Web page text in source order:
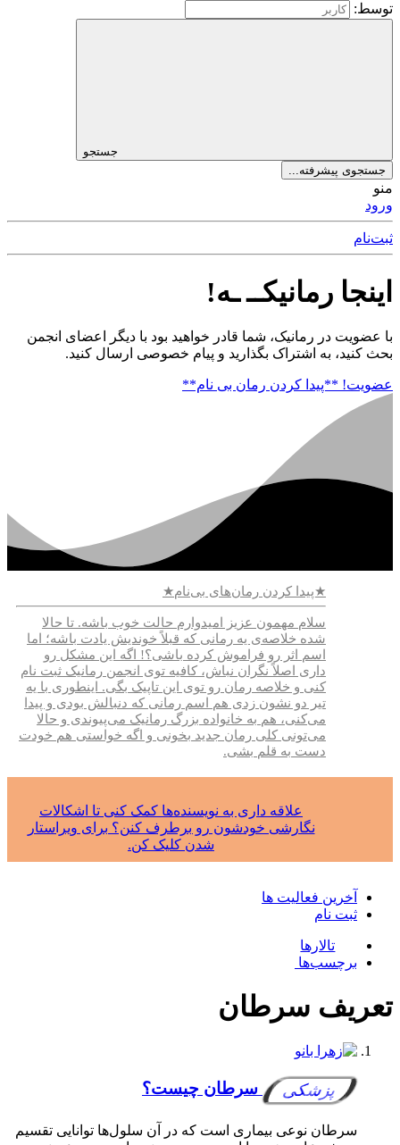
توسط:
جستجو
جستجوی پیشرفته...
منو
ورود
ثبت‌نام
اینجا رمانیکــ ـه!
با عضویت در رمانیک، شما قادر خواهید بود با دیگر اعضای انجمن
بحث کنید، به اشتراک بگذارید و پیام خصوصی ارسال کنید.
عضویت! **پیدا کردن رمان بی نام**
★پیدا کردن رمان‌های بی‌نام★
سلام مهمون عزیز امیدوارم حالت خوب باشه. تا حالا
شده خلاصه‌ی یه رمانی که قبلاً خوندیش یادت باشه؛ اما
اسم اثر رو فراموش کرده باشی؟! اگه این مشکل رو
داری اصلاً نگران نباش، کافیه توی انجمن رمانیک ثبت نام
کنی و خلاصه رمان رو توی این تاپیک بگی. اینطوری با یه
تیر دو نشون زدی هم اسم رمانی که دنبالش بودی و پیدا
می‌کنی، هم به خانواده بزرگ رمانیک می‌پیوندی و حالا
می‌تونی کلی رمان جدید بخونی و اگه خواستی هم خودت
دست به قلم بشی.
علاقه داری به نویسنده‌ها کمک کنی تا اشکالات
نگارشی خودشون رو برطرف کنن؟ برای ویراستار
شدن کلیک کن.
آخرین فعالیت ها
ثبت نام
تالارها
برچسب‌ها
تعریف سرطان
پزشکی سرطان چیست؟
سرطان نوعی بيماری است که در آن سلول‌ها توانايی تقسيم